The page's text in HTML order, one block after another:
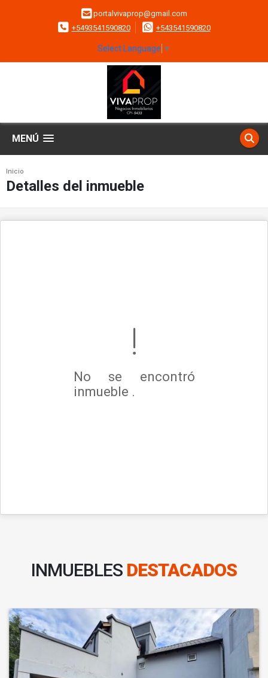
portalvivaprop@gmail.com
+5493541590820
+543541590820
Select Language ▼
MENÚ
Inicio
Detalles del inmueble
No se encontró
inmueble .
INMUEBLES DESTACADOS